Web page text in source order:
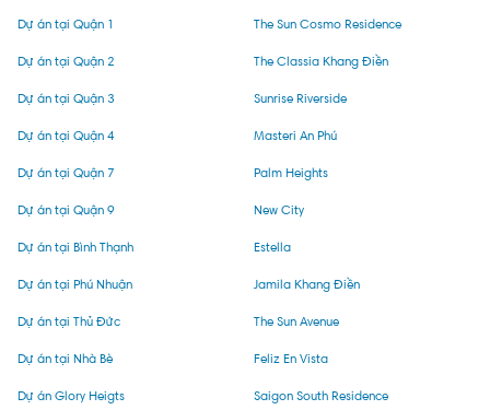
Dự án tại Quận 1
Dự án tại Quận 2
Dự án tại Quận 3
Dự án tại Quận 4
Dự án tại Quận 7
Dự án tại Quận 9
Dự án tại Bình Thạnh
Dự án tại Phú Nhuận
Dự án tại Thủ Đức
Dự án tại Nhà Bè
Dự án Glory Heigts
The Sun Cosmo Residence
The Classia Khang Điền
Sunrise Riverside
Masteri An Phú
Palm Heights
New City
Estella
Jamila Khang Điền
The Sun Avenue
Feliz En Vista
Saigon South Residence